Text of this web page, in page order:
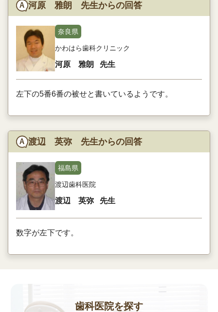
河原 雅朗 先生からの回答
奈良県
かわはら歯科クリニック
河原 雅朗 先生
左下の5番6番の被せと書いているようです。
渡辺 英弥 先生からの回答
福島県
渡辺歯科医院
渡辺 英弥 先生
数字が左下です。
歯科医院を探す